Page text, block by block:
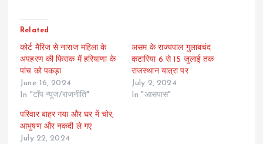
Related
कोर्ट मैरिज से नाराज महिला के
अपहरण की फिराक में हरियाणा के
पांच को पकड़ा
June 16, 2024
In "टॉप न्यूज/राजनीति"
असम के राज्यपाल गुलाबचंद
कटारिया 6 से 15 जुलाई तक
राजस्थान यात्रा पर
July 2, 2024
In "आसपास"
परिवार बाहर गया और घर में चोर,
आभुषण और नकदी ले गए
July 22, 2024